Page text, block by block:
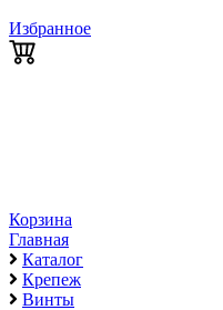
Избранное
Корзина
Главная
Каталог
Крепеж
Винты